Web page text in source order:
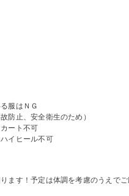
服はＮＧ
防止、安全衛生のため）
ート不可
イヒール不可
ます！予定は体調を考慮のうえで